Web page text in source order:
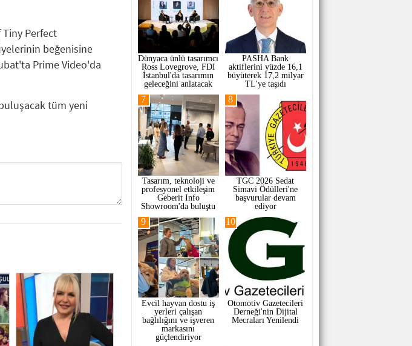
Perfect
beğenisine
Prime Video'da
tüm yeni
GÖNDER
Dünyaca ünlü tasarımcı
Ross Lovegrove, FDI
İstanbul'da tasarımın
geleceğini anlatacak
PASHA Bank
aktiflerini yüzde 16,1
büyüterek 17,2 milyar
TL'ye taşıdı
Tasarım, teknoloji ve
profesyonel etkileşim
Geberit Info
Showroom'da buluştu
7
TGC 2026 Sedat
Simavi Ödülleri'ne
başvurular devam
ediyor
8
Evcil hayvan dostu iş
yerleri çalışan
bağlılığını ve işveren
markasını
güçlendiriyor
9
Otomotiv Gazetecileri
Derneği'nin Dijital
Mecraları Yenilendi
10